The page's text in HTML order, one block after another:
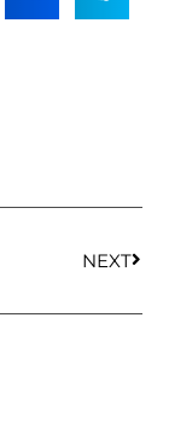
NEXT